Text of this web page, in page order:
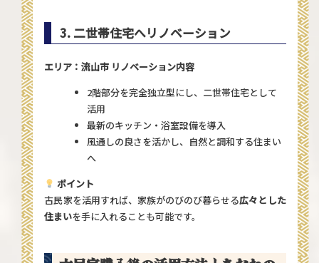
3. 二世帯住宅へリノベーション
エリア：流山市 リノベーション内容
2階部分を完全独立型にし、二世帯住宅として
活用
最新のキッチン・浴室設備を導入
風通しの良さを活かし、自然と調和する住まい
へ
ポイント
古民家を活用すれば、家族がのびのび暮らせる広々とした
住まいを手に入れることも可能です。